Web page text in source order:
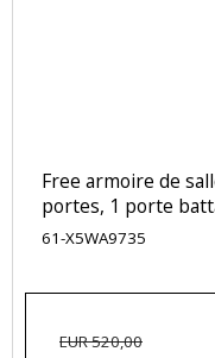
Free armoire de
portes, 1 porte
61-X5WA9735
EUR 520,00